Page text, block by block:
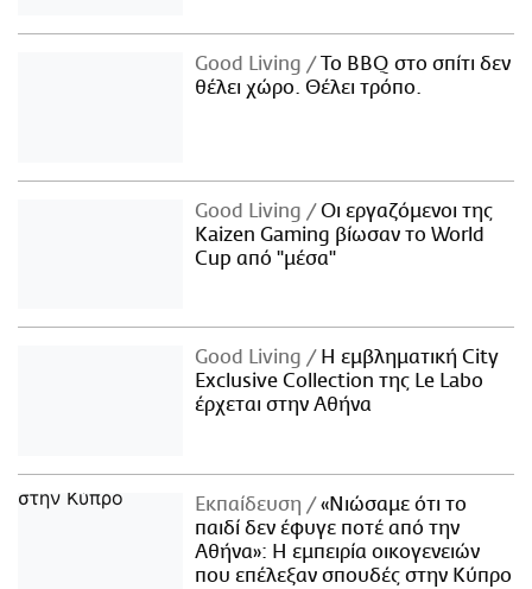
Good Living
Το BBQ στο σπίτι δεν
θέλει χώρο. Θέλει τρόπο.
Good Living
Οι εργαζόμενοι της
Kaizen Gaming βίωσαν το World
Cup από "μέσα"
Good Living
Η εμβληματική City
Exclusive Collection της Le Labo
έρχεται στην Αθήνα
Εκπαίδευση
«Νιώσαμε ότι το
παιδί δεν έφυγε ποτέ από την
Αθήνα»: Η εμπειρία οικογενειών
που επέλεξαν σπουδές στην Κύπρο